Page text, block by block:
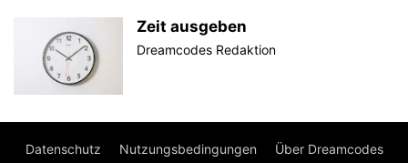
Zeit ausgeben
Dreamcodes Redaktion
Datenschutz Nutzungsbedingungen Über Dreamcodes